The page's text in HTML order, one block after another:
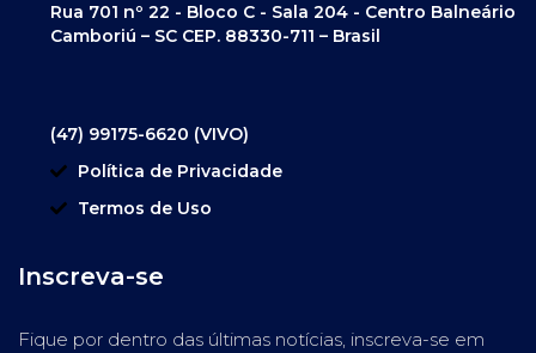
Rua 701 nº 22 - Bloco C - Sala 204 - Centro Balneário
Camboriú – SC CEP. 88330-711 – Brasil
(47) 99175-6620 (VIVO)
Política de Privacidade
Termos de Uso
Inscreva-se
Fique por dentro das últimas notícias, inscreva-se em